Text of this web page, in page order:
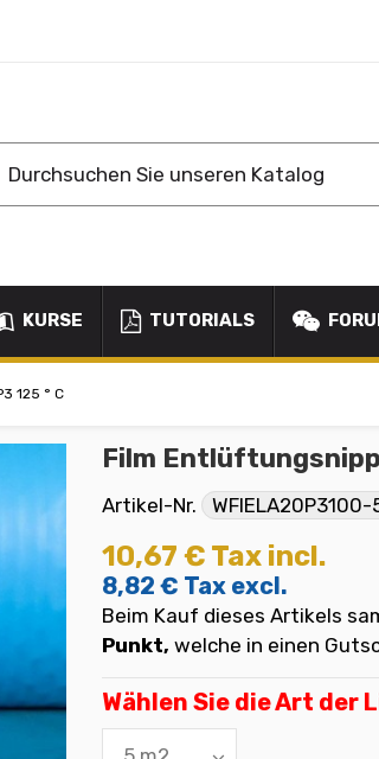
KURSE TUTORIALS
125 ° C
Film
Artikel-Nr. WFIELA20P3100-
10,67 € Tax incl.
8,82 € Tax excl.
Beim Kauf dieses Artikels
Punkt, welche in einen
Wählen Sie die Art der